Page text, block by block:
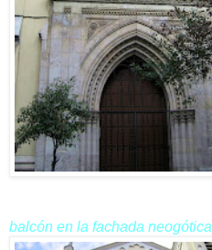
balcón en la fachada neogótica